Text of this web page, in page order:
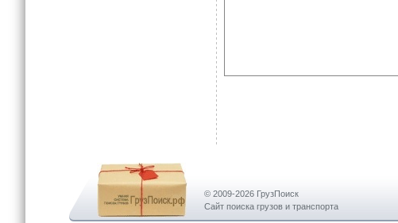
© 2009-2026 ГрузПоиск
Сайт поиска грузов и транспорта